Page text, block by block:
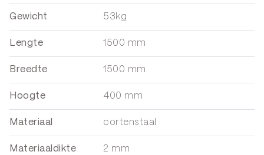
Gewicht 53kg
Lengte 1500 mm
Breedte 1500 mm
Hoogte 400 mm
Materiaal cortenstaal
Materiaaldikte 2 mm